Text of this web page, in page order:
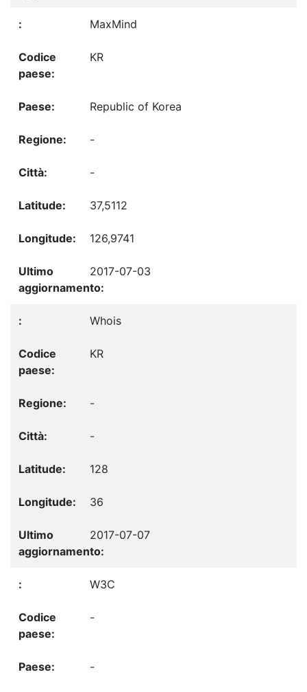
MaxMind
KR
Republic of Korea
-
-
37,5112
126,9741
2017-07-03
Whois
KR
-
-
128
36
2017-07-07
W3C
-
-